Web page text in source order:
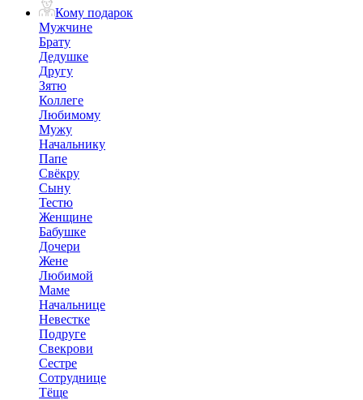
Кому подарок
Мужчине
Брату
Дедушке
Другу
Зятю
Коллеге
Любимому
Мужу
Начальнику
Папе
Свёкру
Сыну
Тестю
Женщине
Бабушке
Дочери
Жене
Любимой
Маме
Начальнице
Невестке
Подруге
Свекрови
Сестре
Сотруднице
Тёще